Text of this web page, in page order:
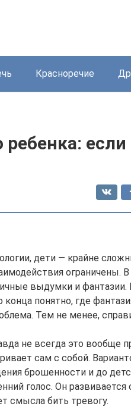
Красноречие
дети — крайне
ограничены.
выдумки и фантазии.
понятно, где
Тем не менее,
не всегда это вообще
сам с собой.
брошенности и до
голос. Он
смысла бить тревогу.